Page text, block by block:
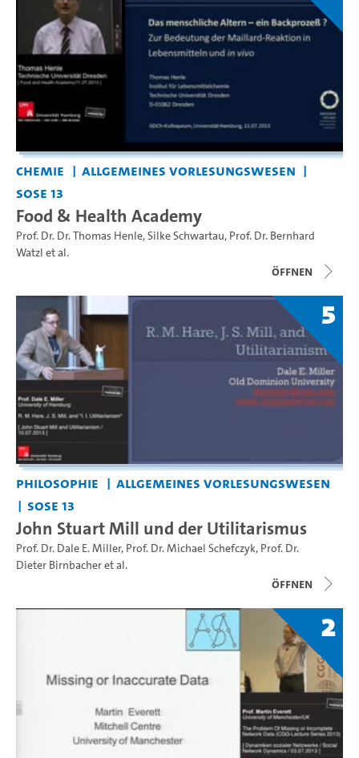
Chemie
Allgemeines Vorlesungswesen
SoSe 13
Food & Health Academy
Prof. Dr. Dr. Thomas Henle,Silke Schwartau, Prof. Dr. Bernhard
Watzl et al.
Öffnen
5
Philosophie
Allgemeines Vorlesungswesen
SoSe 13
John Stuart Mill und der Utilitarismus
Prof. Dr. Dale E. Miller, Prof. Dr. Michael Schefczyk, Prof. Dr.
Dieter Birnbacheret al.
Öffnen
2